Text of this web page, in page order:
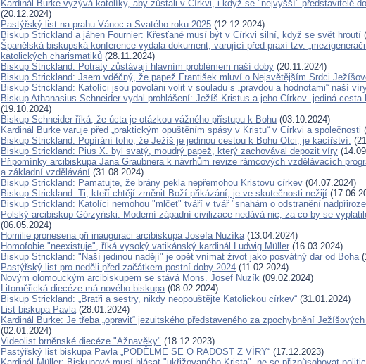
Kardinál Burke vyzývá katolíky, aby zůstali v Církvi, i když se "nejvyšší" představitelé
(20.12.2024)
Pastýřský list na prahu Vánoc a Svatého roku 2025 (12.12.2024)
Biskup Strickland a jáhen Fournier: Křesťané musí být v Církvi silní, když se svět hroutí
Španělská biskupská konference vydala dokument, varující před praxí tzv.
katolických charismatiků (28.11.2024)
Biskup Strickland: Potraty zůstávají hlavním problémem naší doby (20.11.2024)
Biskup Strickland: Jsem vděčný, že papež František mluví o Nejsvětějším Srdci
Biskup Strickland: Katolíci jsou povoláni volit v souladu s „pravdou a hodnotami“ naší
Biskup Athanasius Schneider vydal prohlášení: Ježíš Kristus a jeho Církev -jediná cesta
(19.10.2024)
Biskup Schneider říká, že úcta je otázkou vážného přístupu k Bohu (03.10.2024)
Kardinál Burke varuje před „praktickým opuštěním spásy v Kristu“ v Církvi a společnosti
Biskup Strickland: Popírání toho, že Ježíš je jedinou cestou k Bohu Otci, je kacířství.
Biskup Strickland: Pius X. byl svatý, moudrý papež, který zachovával depozit víry
Připomínky arcibiskupa Jana Graubnera k návrhům revize rámcových vzdělávacích
a základní vzdělávání (31.08.2024)
Biskup Strickland: Pamatujte, že brány pekla nepřemohou Kristovu církev (04.07.2024)
Biskup Strickland: Ti, kteří chtějí změnit Boží přikázání, je ve skutečnosti nežijí
Biskup Strickland: Katolíci nemohou "mlčet" tváří v tvář "snahám o odstranění
Polský arcibiskup Górzyński: Moderní západní civilizace nedává nic, za co by se
(06.05.2024)
Homilie pronesena při inauguraci arcibiskupa Josefa Nuzíka(13.04.2024)
Homofobie "neexistuje", říká vysoký vatikánský kardinál Ludwig Müller (16.03.2024)
Biskup Strickland: "Naší jedinou nadějí" je opět vnímat život jako posvátný dar od Boha
Pastýřský list pro neděli před začátkem postní doby 2024 (11.02.2024)
Novým olomouckým arcibiskupem se stává Mons. Josef Nuzík (09.02.2024)
Litoměřická diecéze má nového biskupa(08.02.2024)
Biskup Strickland: „Bratři a sestry, nikdy neopouštějte Katolickou církev“ (31.01.2024)
List biskupa Pavla(28.01.2024)
Kardinál Burke: Je třeba „opravit“ jezuitského představeného za zpochybnění
(02.01.2024)
Videolist brněnské diecéze "Ažnavěky" (18.12.2023)
Pastýřský list biskupa Pavla „PODĚLME SE O RADOST Z VÍRY“ (17.12.2023)